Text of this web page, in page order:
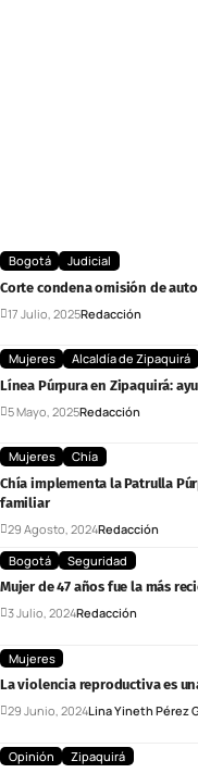
Bogotá
Judicial
Corte condena omisión de
17 Julio, 2025Redacción
Mujeres
Alcaldía de Zipaquirá
Línea Púrpura en Zipaquirá:
5 Mayo, 2025Redacción
Mujeres
Chía
Chía implementa la Patrulla
familiar
29 Agosto, 2024Redacción
Bogotá
Seguridad
Mujer de 47 años fue la más
3 Julio, 2024Redacción
Mujeres
La violencia reproductiva es
29 Junio, 2024Lina Yineth Pérez
Opinión
Zipaquirá